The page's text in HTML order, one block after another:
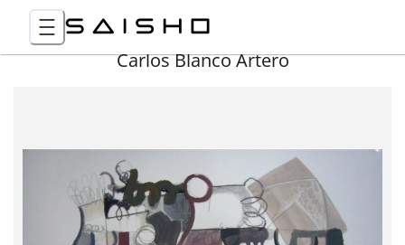
Carlos Blanco Artero